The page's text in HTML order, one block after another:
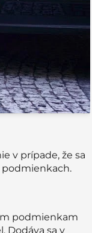
v prípade, že sa
podmienkach.
podmienkam
Dodáva sa v